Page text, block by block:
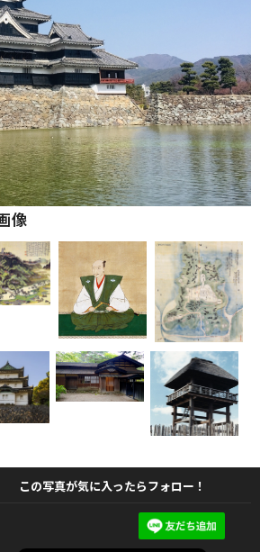
像
この写真が気に入ったらフォロー！